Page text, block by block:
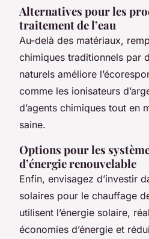
Alternatives pour les
traitement de l’eau
Au-delà des matériaux,
chimiques traditionnels par
naturels améliore
comme les ionisateurs
d’agents chimiques tout en
saine.
Options pour les
d’énergie renouvelable
Enfin, envisagez d’investir
solaires pour le chauffage
utilisent l’énergie solaire,
économies d’énergie et